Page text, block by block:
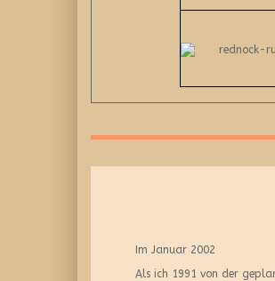
Im Januar 2002
Als ich 1991 von der